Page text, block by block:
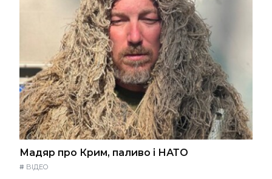
Мадяр про Крим, паливо і НАТО
# ВІДЕО